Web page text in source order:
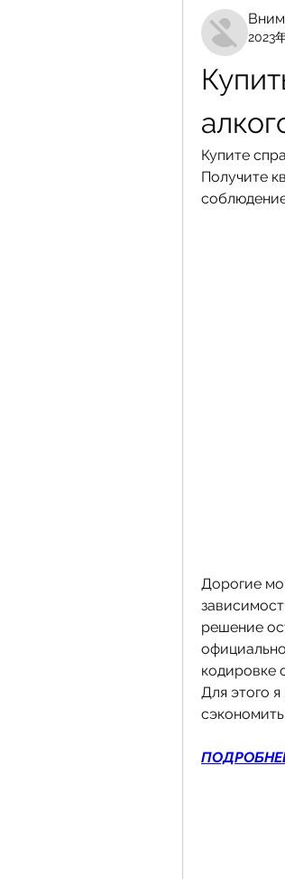
2023
Купите
Получите
Дорогие
решение
кодировке
Для этого